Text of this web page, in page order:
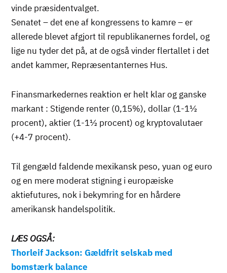
vinde præsidentvalget.
Senatet – det ene af kongressens to kamre – er
allerede blevet afgjort til republikanernes fordel, og
lige nu tyder det på, at de også vinder flertallet i det
andet kammer, Repræsentanternes Hus.
Finansmarkedernes reaktion er helt klar og ganske
markant : Stigende renter (0,15%), dollar (1-1½
procent), aktier (1-1½ procent) og kryptovalutaer
(+4-7 procent).
Til gengæld faldende mexikansk peso, yuan og euro
og en mere moderat stigning i europæiske
aktiefutures, nok i bekymring for en hårdere
amerikansk handelspolitik.
LÆS OGSÅ:
Thorleif Jackson: Gældfrit selskab med
bomstærk balance